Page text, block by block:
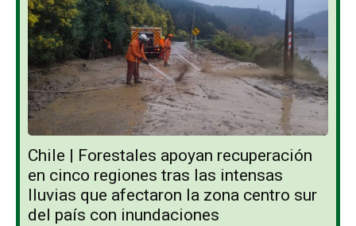
Chile | Forestales apoyan recuperación
en cinco regiones tras las intensas
lluvias que afectaron la zona centro sur
del país con inundaciones